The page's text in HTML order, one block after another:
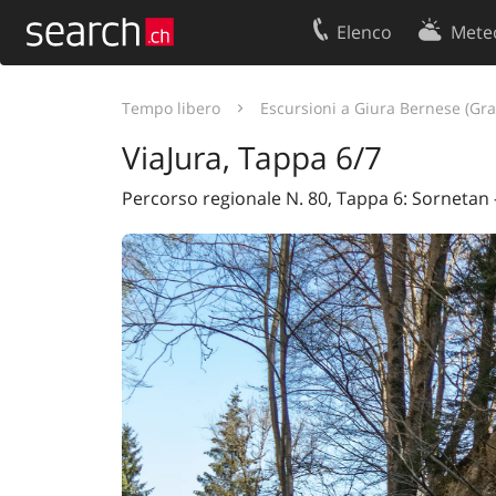
Elenco
Tempo libero Escursioni a Giura Bernese
ViaJura, Tappa 6/7
Percorso regionale N. 80, Tappa 6: Sornetan
Il vostro profolio
Informazioni Legali
Contatti